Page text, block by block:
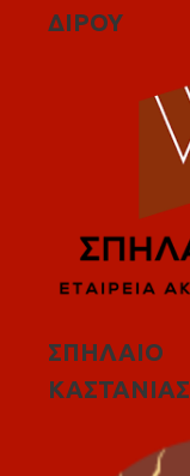
ΔΙΡΟΥ
ΣΠΗΛΑΙΟ
ΚΑΣΤΑΝΙΑΣ